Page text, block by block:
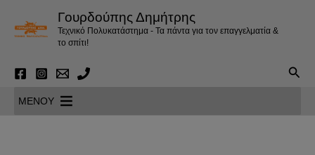
περιεχόμενο
Γουρδούπης Δημήτρης
Τεχνικό Πολυκατάστημα - Τα πάντα για τον επαγγελματία &
το σπίτι!
MENOY